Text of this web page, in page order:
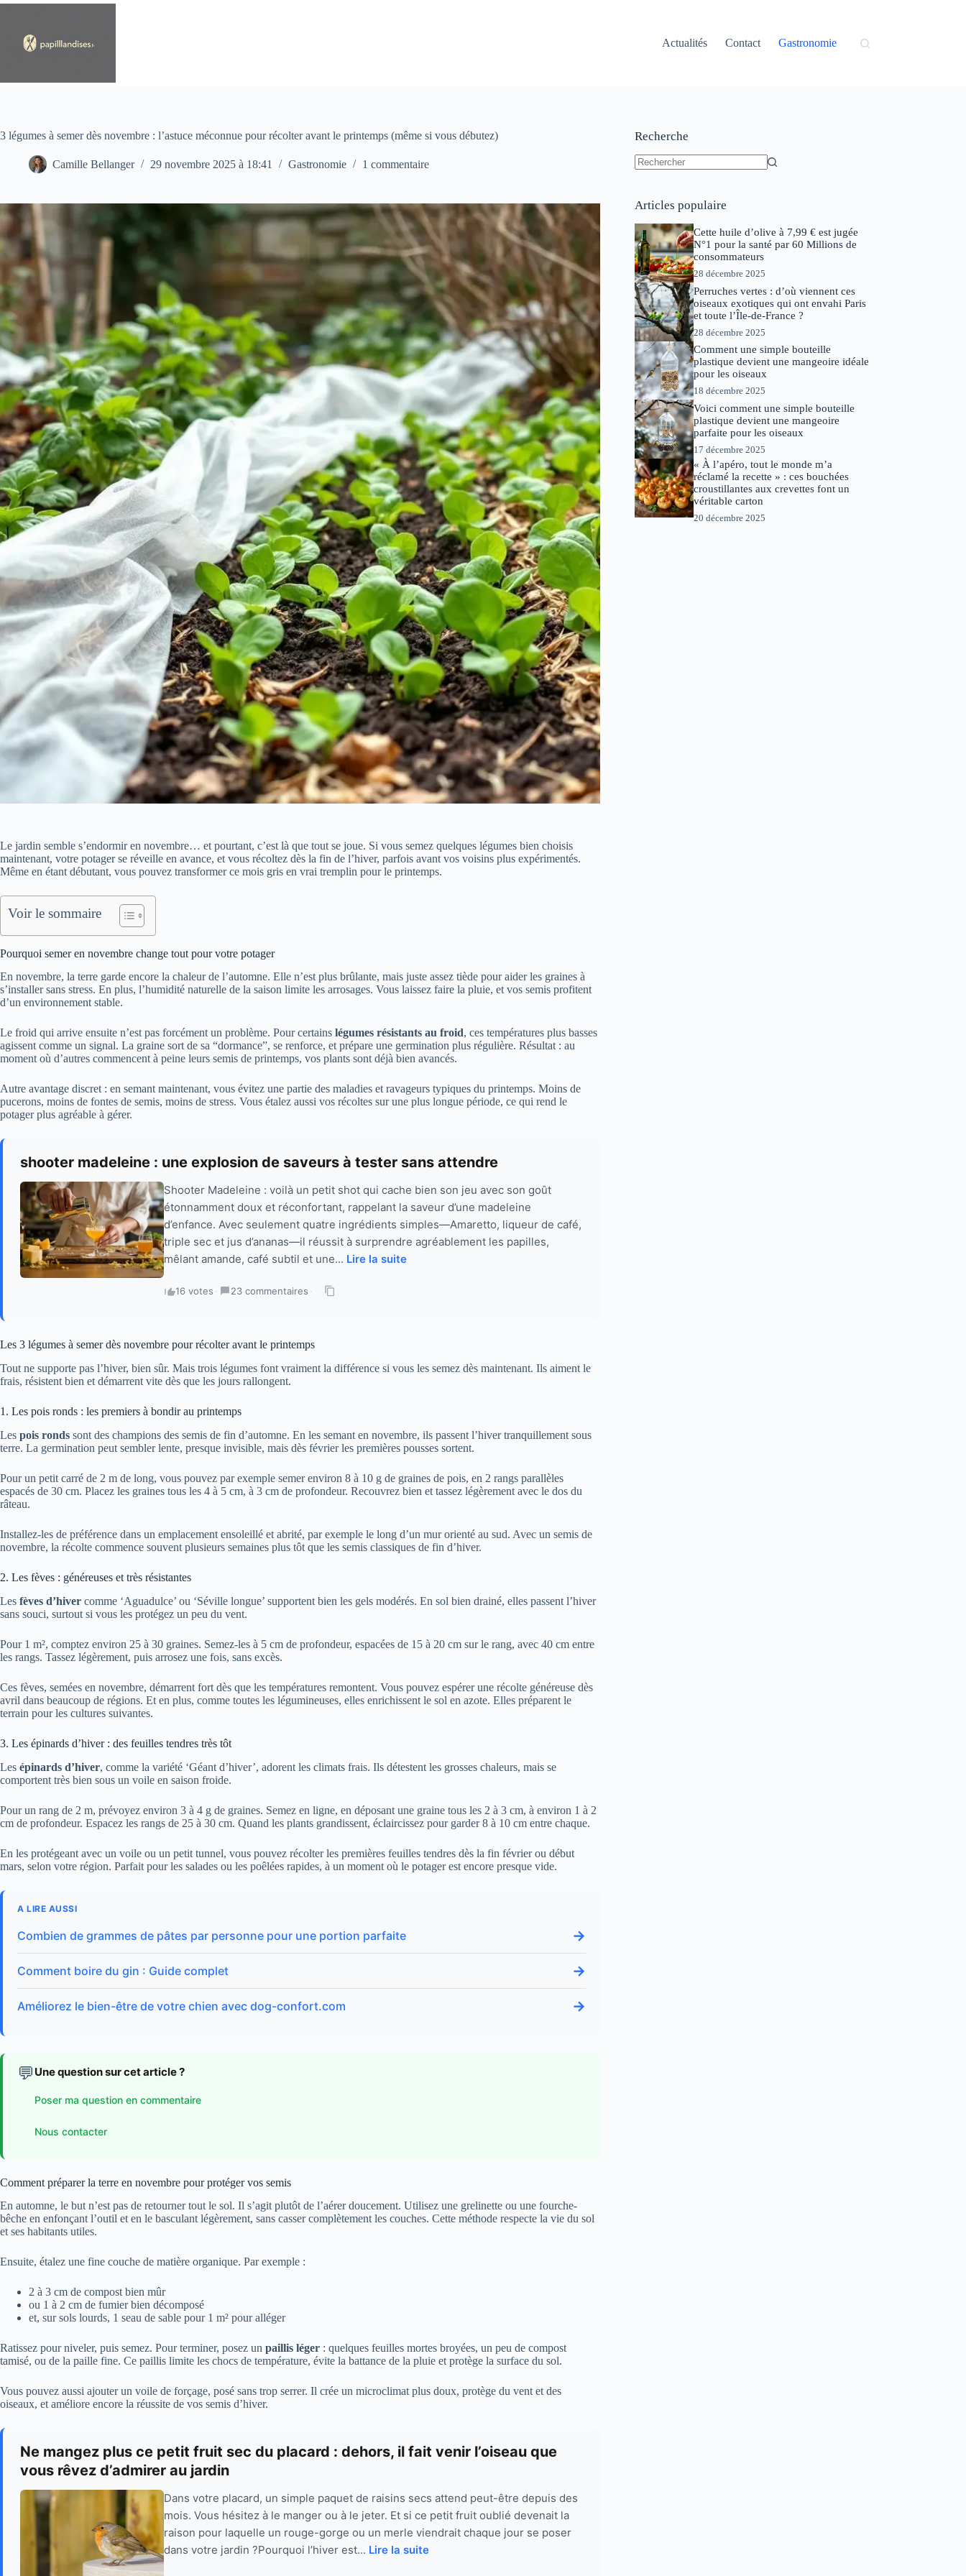
Passer
Actualités
Contact Gastronomie
3 légumes à semer dès novembre : l’astuce méconnue pour récolter avant le printemps (même si vous débutez)
Camille Bellanger 29 novembre 2025 à 18:41 Gastronomie 1 commentaire
Le jardin semble s’endormir en novembre… et pourtant, c’est là que tout se joue. Si vous semez quelques légumes bien choisis
maintenant, votre potager se réveille en avance, et vous récoltez dès la fin de l’hiver, parfois avant vos voisins plus expérimentés.
Même en étant débutant, vous pouvez transformer ce mois gris en vrai tremplin pour le printemps.
Voir le sommaire
Pourquoi semer en novembre change tout pour votre potager
En novembre, la terre garde encore la chaleur de l’automne. Elle n’est plus brûlante, mais juste assez tiède pour aider les graines à
s’installer sans stress. En plus, l’humidité naturelle de la saison limite les arrosages. Vous laissez faire la pluie, et vos semis profitent
d’un environnement stable.
Le froid qui arrive ensuite n’est pas forcément un problème. Pour certains légumes résistants au froid, ces températures plus basses
agissent comme un signal. La graine sort de sa “dormance”, se renforce, et prépare une germination plus régulière. Résultat : au
moment où d’autres commencent à peine leurs semis de printemps, vos plants sont déjà bien avancés.
Autre avantage discret : en semant maintenant, vous évitez une partie des maladies et ravageurs typiques du printemps. Moins de
pucerons, moins de fontes de semis, moins de stress. Vous étalez aussi vos récoltes sur une plus longue période, ce qui rend le
potager plus agréable à gérer.
shooter madeleine : une explosion de saveurs à tester sans attendre
Shooter Madeleine : voilà un petit shot qui cache bien son jeu avec son goût
étonnamment doux et réconfortant, rappelant la saveur d’une madeleine
d’enfance. Avec seulement quatre ingrédients simples—Amaretto, liqueur de café,
triple sec et jus d’ananas—il réussit à surprendre agréablement les papilles,
mêlant amande, café subtil et une... Lire la suite
16 votes · 23 commentaires ·
Les 3 légumes à semer dès novembre pour récolter avant le printemps
Tout ne supporte pas l’hiver, bien sûr. Mais trois légumes font vraiment la différence si vous les semez dès maintenant. Ils aiment le
frais, résistent bien et démarrent vite dès que les jours rallongent.
1. Les pois ronds : les premiers à bondir au printemps
Les pois ronds sont des champions des semis de fin d’automne. En les semant en novembre, ils passent l’hiver tranquillement sous
terre. La germination peut sembler lente, presque invisible, mais dès février les premières pousses sortent.
Pour un petit carré de 2 m de long, vous pouvez par exemple semer environ 8 à 10 g de graines de pois, en 2 rangs parallèles
espacés de 30 cm. Placez les graines tous les 4 à 5 cm, à 3 cm de profondeur. Recouvrez bien et tassez légèrement avec le dos du
râteau.
Installez-les de préférence dans un emplacement ensoleillé et abrité, par exemple le long d’un mur orienté au sud. Avec un semis de
novembre, la récolte commence souvent plusieurs semaines plus tôt que les semis classiques de fin d’hiver.
2. Les fèves : généreuses et très résistantes
Les fèves d’hiver comme ‘Aguadulce’ ou ‘Séville longue’ supportent bien les gels modérés. En sol bien drainé, elles passent l’hiver
sans souci, surtout si vous les protégez un peu du vent.
Pour 1 m², comptez environ 25 à 30 graines. Semez-les à 5 cm de profondeur, espacées de 15 à 20 cm sur le rang, avec 40 cm entre
les rangs. Tassez légèrement, puis arrosez une fois, sans excès.
Ces fèves, semées en novembre, démarrent fort dès que les températures remontent. Vous pouvez espérer une récolte généreuse dès
avril dans beaucoup de régions. Et en plus, comme toutes les légumineuses, elles enrichissent le sol en azote. Elles préparent le
terrain pour les cultures suivantes.
3. Les épinards d’hiver : des feuilles tendres très tôt
Les épinards d’hiver, comme la variété ‘Géant d’hiver’, adorent les climats frais. Ils détestent les grosses chaleurs, mais se
comportent très bien sous un voile en saison froide.
Pour un rang de 2 m, prévoyez environ 3 à 4 g de graines. Semez en ligne, en déposant une graine tous les 2 à 3 cm, à environ 1 à 2
cm de profondeur. Espacez les rangs de 25 à 30 cm. Quand les plants grandissent, éclaircissez pour garder 8 à 10 cm entre chaque.
En les protégeant avec un voile ou un petit tunnel, vous pouvez récolter les premières feuilles tendres dès la fin février ou début
mars, selon votre région. Parfait pour les salades ou les poêlées rapides, à un moment où le potager est encore presque vide.
A LIRE AUSSI
Combien de grammes de pâtes par personne pour une portion parfaite →
Comment boire du gin : Guide complet →
Améliorez le bien-être de votre chien avec dog-confort.com →
💬 Une question sur cet article ?
Poser ma question en commentaire
Nous contacter
Comment préparer la terre en novembre pour protéger vos semis
En automne, le but n’est pas de retourner tout le sol. Il s’agit plutôt de l’aérer doucement. Utilisez une grelinette ou une fourche-
bêche en enfonçant l’outil et en le basculant légèrement, sans casser complètement les couches. Cette méthode respecte la vie du sol
et ses habitants utiles.
Ensuite, étalez une fine couche de matière organique. Par exemple :
2 à 3 cm de compost bien mûr
ou 1 à 2 cm de fumier bien décomposé
et, sur sols lourds, 1 seau de sable pour 1 m² pour alléger
Ratissez pour niveler, puis semez. Pour terminer, posez un paillis léger : quelques feuilles mortes broyées, un peu de compost
tamisé, ou de la paille fine. Ce paillis limite les chocs de température, évite la battance de la pluie et protège la surface du sol.
Vous pouvez aussi ajouter un voile de forçage, posé sans trop serrer. Il crée un microclimat plus doux, protège du vent et des
oiseaux, et améliore encore la réussite de vos semis d’hiver.
Ne mangez plus ce petit fruit sec du placard : dehors, il fait venir l’oiseau que
vous rêvez d’admirer au jardin
Dans votre placard, un simple paquet de raisins secs attend peut-être depuis des
mois. Vous hésitez à le manger ou à le jeter. Et si ce petit fruit oublié devenait la
raison pour laquelle un rouge-gorge ou un merle viendrait chaque jour se poser
dans votre jardin ?Pourquoi l’hiver est... Lire la suite
Recherche
Articles populaire
Cette huile d’olive à 7,99 € est jugée
N°1 pour la santé par 60 Millions de
consommateurs
28 décembre 2025
Perruches vertes : d’où viennent ces
oiseaux exotiques qui ont envahi Paris
et toute l’Île-de-France ?
28 décembre 2025
Comment une simple bouteille
plastique devient une mangeoire idéale
pour les oiseaux
18 décembre 2025
Voici comment une simple bouteille
plastique devient une mangeoire
parfaite pour les oiseaux
17 décembre 2025
« À l’apéro, tout le monde m’a
réclamé la recette » : ces bouchées
croustillantes aux crevettes font un
véritable carton
20 décembre 2025